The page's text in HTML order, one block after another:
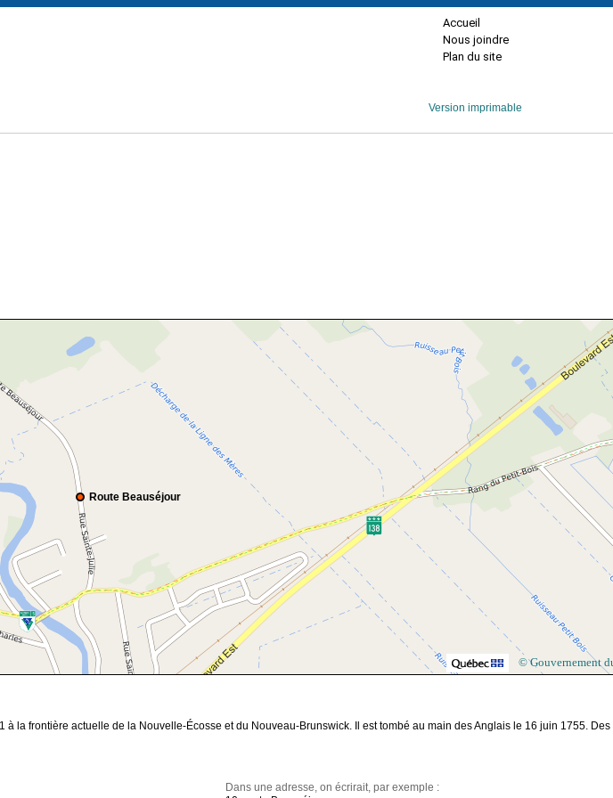
Accueil
Nous joindre
Plan du site
Version imprimable
Route Beauséjour
© Gouvernement
la frontière actuelle de la Nouvelle-Écosse et du Nouveau-Brunswick. Il est tombé au main des Anglais le 16 juin 1755. Des
Dans une adresse, on écrirait, par exemple :